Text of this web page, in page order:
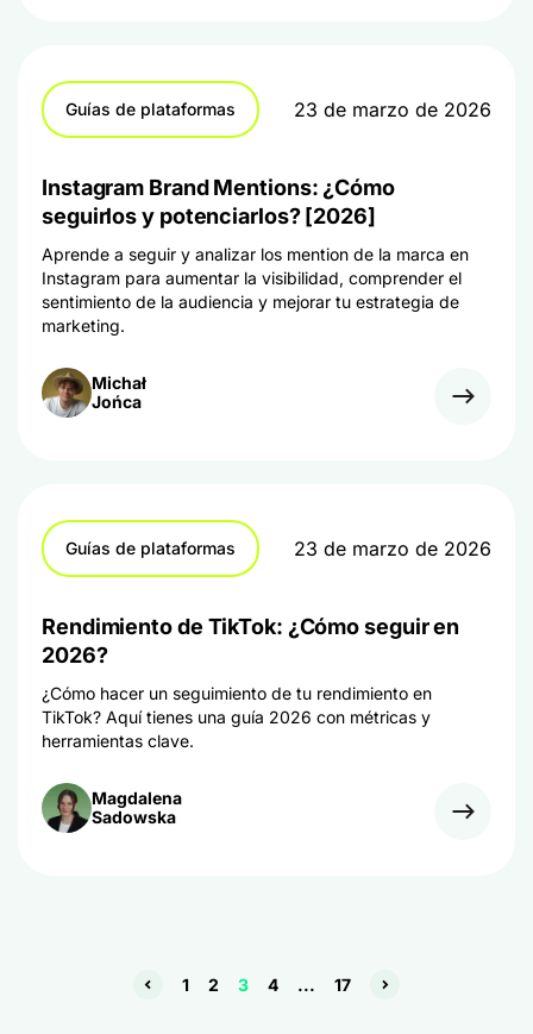
Guías de plataformas 23 de marzo de 2026
Instagram Brand Mentions: ¿Cómo
seguirlos y potenciarlos? [2026]
Aprende a seguir y analizar los mention de la marca en
Instagram para aumentar la visibilidad, comprender el
sentimiento de la audiencia y mejorar tu estrategia de
marketing.
Michał
Jońca
Guías de plataformas 23 de marzo de 2026
Rendimiento de TikTok: ¿Cómo seguir en
2026?
¿Cómo hacer un seguimiento de tu rendimiento en
TikTok? Aquí tienes una guía 2026 con métricas y
herramientas clave.
Magdalena
Sadowska
1 2 3 4 ... 17